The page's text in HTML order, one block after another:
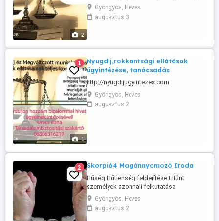
2
szolgálati idővel - Nők esetében a
negyven évhez mennyi jogosultsági idővel
- rendelkezik. Ha betegség vagy baleset
élethelyzetének megoldásán, kérje
megmaradt ...
Gyöngyös, Heves
augusztus 3
1
1
Nyugdíj,rokkantsági ellátások
ügyintézése, tanácsadás
http://nyugdijugyintezes.com
Gyöngyös, Heves
augusztus 2
2 Skorpió4 Magánnyomozó Iroda
Hűség Hűtlenség felderítése Eltűnt
személyek azonnali felkutatása
Bűncselekmény felderítése, elkövető(k)
lebuktatása Peres eljárásokban döntő
bizonyítékok begyűjtése
Gyöngyös, Heves
augusztus 2